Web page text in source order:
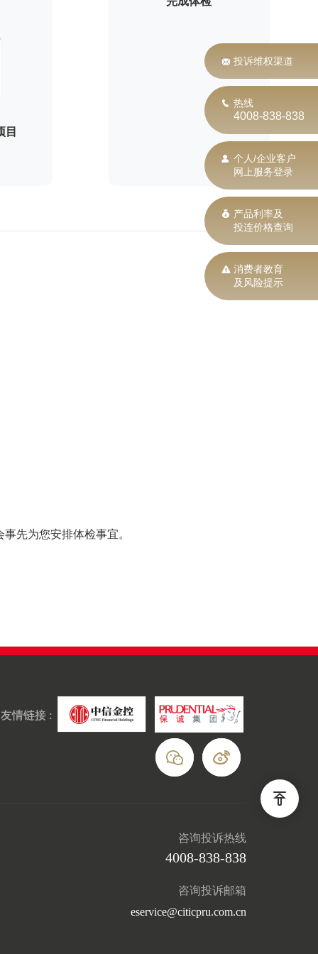
目
先为您安排体检事宜。
友情链接 :
咨询投诉热线
4008-838-838
咨询投诉邮箱
eservice@citicpru.com.cn
投诉维权渠道
热线
4008-838-838
个人/企业客户
网上服务登录
产品利率及
投连价格查询
消费者教育
及风险提示